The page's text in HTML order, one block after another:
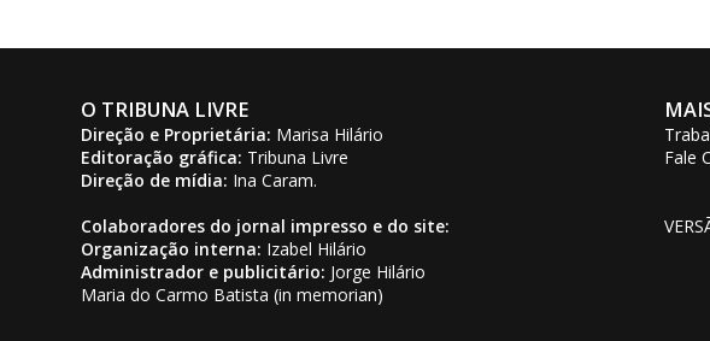
O TRIBUNA LIVRE
Direção e Proprietária: Marisa Hilário
Editoração gráfica: Tribuna Livre
Direção de mídia: Ina Caram.
Colaboradores do jornal impresso e do site:
Organização interna: Izabel Hilário
Administrador e publicitário: Jorge Hilário
Maria do Carmo Batista (in memorian)
Fale